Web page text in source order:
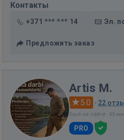
Контакты
+371 *** *** 14 Эл.
Предложить заказ
Artis M.
5.0 · 22
Был на сайте: 49
PRO